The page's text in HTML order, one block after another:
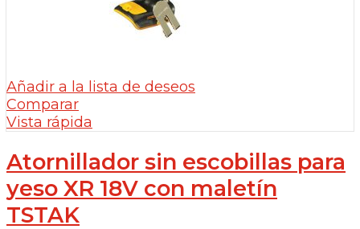
Añadir a la lista de deseos
Comparar
Vista rápida
Atornillador sin escobillas para
yeso XR 18V con maletín
TSTAK